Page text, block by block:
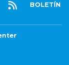
BOLETÍN